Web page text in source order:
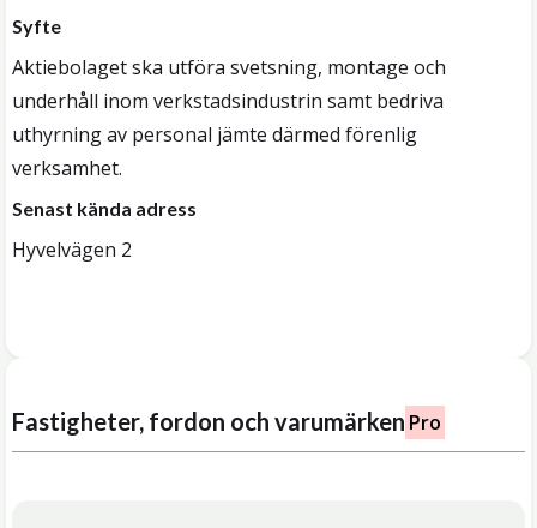
Syfte
Aktiebolaget ska utföra svetsning, montage och
underhåll inom verkstadsindustrin samt bedriva
uthyrning av personal jämte därmed förenlig
verksamhet.
Senast kända adress
Hyvelvägen 2
Fastigheter, fordon och varumärken Pro